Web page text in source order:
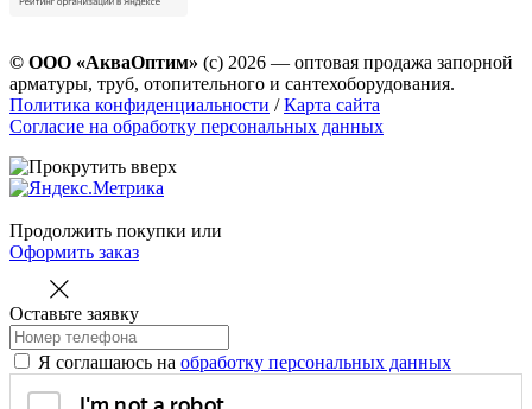
© ООО «АкваОптим» (с) 2026 — оптовая продажа запорной
арматуры, труб, отопительного и сантехоборудования.
Политика конфиденциальности /Карта сайта
Согласие на обработку персональных данных
Продолжить покупки или
Оформить заказ
Оставьте заявку
Я соглашаюсь на обработку персональных данных